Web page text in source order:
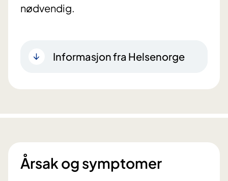
nødvendig.
Informasjon fra Helsenorge
Årsak og symptomer